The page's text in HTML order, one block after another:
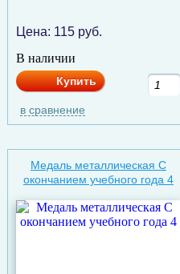
Цена: 115руб.
В наличии
Купить
в сравнение
Медаль металлическая C
окончанием учебного года 4